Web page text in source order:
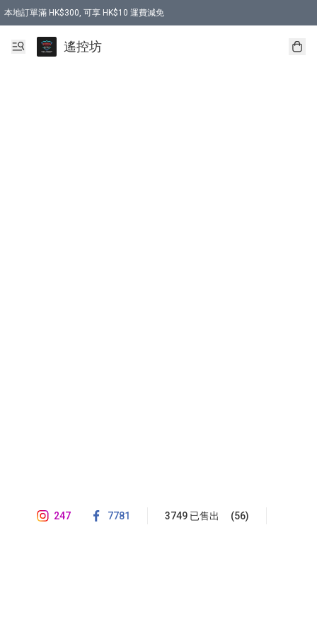
本地訂單滿 HK$300, 可享 HK$10 運費減免
購買 7.6V 6500mah 70C 電池 送 7.6V USB充電器
遙控坊
247 7781 3749 已售出 (56)